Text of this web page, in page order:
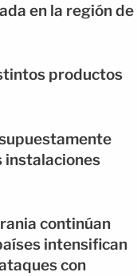
en la región de
productos
instalaciones
continúan
intensifican
con